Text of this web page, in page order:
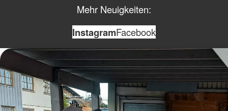
Mehr Neuigkeiten:
InstagramFacebook